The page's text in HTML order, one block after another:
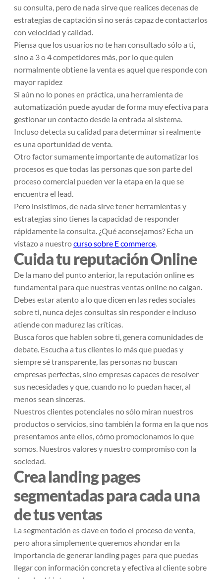
su consulta, pero de nada sirve que realices decenas de
estrategias de captación si no serás capaz de contactarlos
con velocidad y calidad.
Piensa que los usuarios no te han consultado sólo a ti,
sino a 3 o 4 competidores más, por lo que quien
normalmente obtiene la venta es aquel que responde con
mayor rapidez
Si aún no lo pones en práctica, una herramienta de
automatización puede ayudar de forma muy efectiva para
gestionar un contacto desde la entrada al sistema.
Incluso detecta su calidad para determinar si realmente
es una oportunidad de venta.
Otro factor sumamente importante de automatizar los
procesos es que todas las personas que son parte del
proceso comercial pueden ver la etapa en la que se
encuentra el lead.
Pero insistimos, de nada sirve tener herramientas y
estrategias sino tienes la capacidad de responder
rápidamente la consulta. ¿Qué aconsejamos? Echa un
vistazo a nuestrocurso sobre E commerce.
Cuida tu reputación Online
De la mano del punto anterior, la reputación online es
fundamental para que nuestras ventas online no caigan.
Debes estar atento a lo que dicen en las redes sociales
sobre ti, nunca dejes consultas sin responder e incluso
atiende con madurez las críticas.
Busca foros que hablen sobre ti, genera comunidades de
debate. Escucha a tus clientes lo más que puedas y
siempre sé transparente, las personas no buscan
empresas perfectas, sino empresas capaces de resolver
sus necesidades y que, cuando no lo puedan hacer, al
menos sean sinceras.
Nuestros clientes potenciales no sólo miran nuestros
productos o servicios, sino también la forma en la que nos
presentamos ante ellos, cómo promocionamos lo que
somos. Nuestros valores y nuestro compromiso con la
sociedad.
Crea landing pages
segmentadas para cada una
de tus ventas
La segmentación es clave en todo el proceso de venta,
pero ahora simplemente queremos ahondar en la
importancia de generar landing pages para que puedas
llegar con información concreta y efectiva al cliente sobre